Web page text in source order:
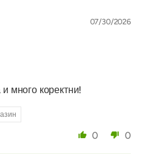
07/30/2026
много коректни!
0 0